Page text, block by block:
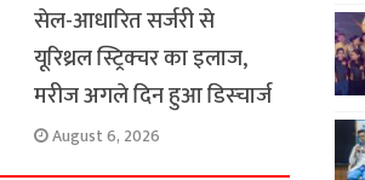
सेल-आधारित सर्जरी से
यूरिथ्रल स्ट्रिक्चर का इलाज,
मरीज अगले दिन हुआ डिस्चार्ज
August 6, 2026